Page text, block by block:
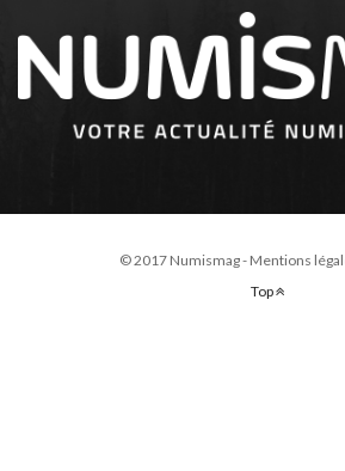
© 2017 Numismag - Mentions
Top